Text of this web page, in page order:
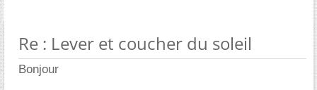
Re : Lever et coucher du soleil
Bonjour